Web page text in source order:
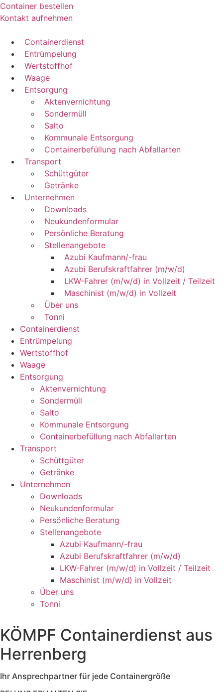
Zum
Inhalt
Container bestellen
Kontakt aufnehmen
Containerdienst
Entrümpelung
Wertstoffhof
Waage
Entsorgung
Aktenvernichtung
Sondermüll
Salto
Kommunale Entsorgung
Containerbefüllung nach Abfallarten
Transport
Schüttgüter
Getränke
Unternehmen
Downloads
Neukundenformular
Persönliche Beratung
Stellenangebote
Azubi Kaufmann/-frau
Azubi Berufskraftfahrer (m/w/d)
LKW-Fahrer (m/w/d) in Vollzeit / Teilzeit
Maschinist (m/w/d) in Vollzeit
Über uns
Tonni
Containerdienst
Entrümpelung
Wertstoffhof
Waage
Entsorgung
Aktenvernichtung
Sondermüll
Salto
Kommunale Entsorgung
Containerbefüllung nach Abfallarten
Transport
Schüttgüter
Getränke
Unternehmen
Downloads
Neukundenformular
Persönliche Beratung
Stellenangebote
Azubi Kaufmann/-frau
Azubi Berufskraftfahrer (m/w/d)
LKW-Fahrer (m/w/d) in Vollzeit / Teilzeit
Maschinist (m/w/d) in Vollzeit
Über uns
Tonni
KÖMPF Containerdienst aus
Herrenberg
Ihr Ansprechpartner für jede Containergröße